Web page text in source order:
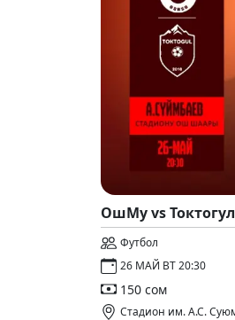
ОшМу vs Токтогул
Футбол
26 МАЙ ВТ 20:30
150 сом
Стадион им. А.С.